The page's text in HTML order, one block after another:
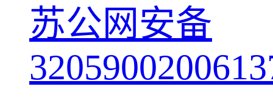
苏公网安备